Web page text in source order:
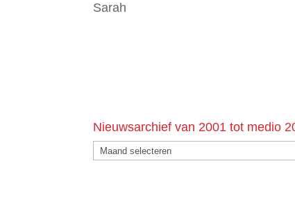
Sarah
Nieuwsarchief van 2001 tot medio
Nieuwsarchief
van